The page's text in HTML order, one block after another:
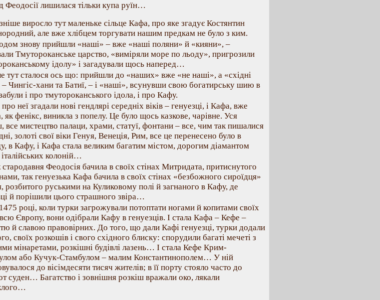
Феодосії лишилася тільки купа руїн…
виросло тут маленьке сільце Кафа, про яке згадує Костянтин
але вже хлібцем торгувати нашим предкам не було з ким.
знову прийшли «наші» – вже «наші поляни» й «кияни», –
Тмутороканське царство, «виміряли море по льоду», пригрозили
ідолу» і загадували щось наперед…
тут сталося ось що: прийшли до «наших» вже «не наші», а «східні
Чингіс-хани та Батиї, – і «наші», всунувши свою богатирську шию в
і про тмутороканського ідола, і про Кафу.
неї згадали нові гендлярі середніх віків – генуезці, і Кафа, вже
фенікс, виникла з попелу. Це було щось казкове, чарівне. Уся
все мистецтво палаци, храми, статуї, фонтани – все, чим так пишалися
золоті свої віки Генуя, Венеція, Рим, все це перенесено було в
в Кафу, і Кафа стала великим багатим містом, дорогим діамантом
колоній…
Феодосія бачила в своїх стінах Митридата, притиснутого
так генуезька Кафа бачила в своїх стінах «безбожного сироїдця»
розбитого руськими на Куликовому полі й загнаного в Кафу, де
й порішили цього страшного звіра…
році, коли турки загрожували потоптати ногами й копитами своїх
Європу, вони одібрали Кафу в генуезців. І стала Кафа – Кефе –
й славою правовірних. До того, що дали Кафі генуезці, турки додали
своїх розкошів і свого східного блиску: спорудили багаті мечеті з
мінаретами, розкішні будівлі лазень… І стала Кефе Крим-
або Кучук-Стамбулом – малим Константинополем… У ній
до вісімдесяти тисяч жителів; в її порту стояло часто до
суден… Багатство і зовнішня розкіш вражали око, лякали